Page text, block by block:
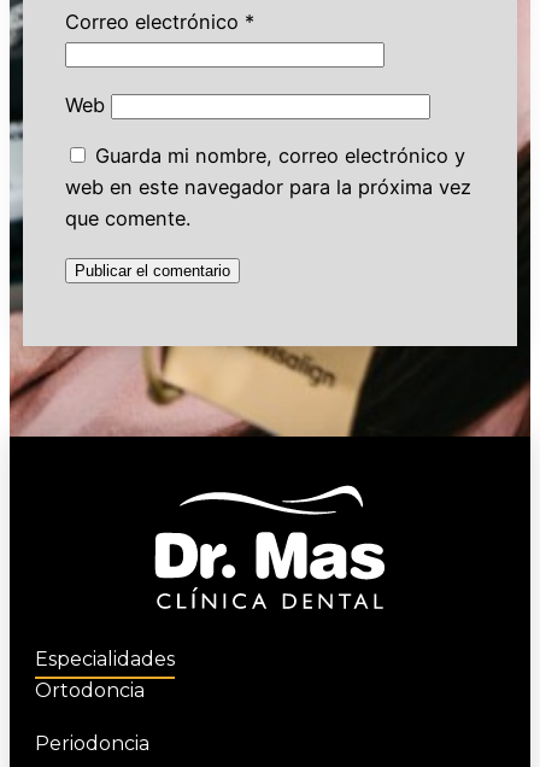
Correo electrónico *
Web
Guarda mi nombre, correo electrónico y
web en este navegador para la próxima vez
que comente.
Especialidades
Ortodoncia
Periodoncia